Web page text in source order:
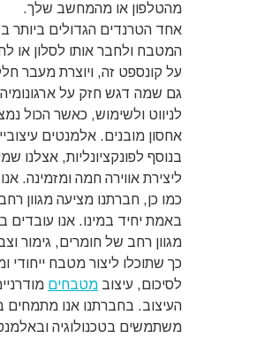
מהטלפון או מהמחשב שלך.
אחד הטרנדים הגדולים ביותר
המטבח ולחבר אותו לסלון או
על קונספט זה, ויוצרת מעבר
גם שמה דגש חזק על
לניווט ולשימוש, כאשר הכול
אחסון מובנים. אלמנטים
בנוסף לפונקציונליות,
ליצירת אווירה חמה ומזמינה.
כמו כן, חברתנו מציעה מגוון
באמת יחיד במינו. אנו עובדים
מגוון רחב של חומרים, גימור
כך שתוכלו ליצור מטבח
לסיכום, עיצוב מטבחים
העיצוב. בחברתנו אנו מתמחים
משתמשים בטכנולוגיה